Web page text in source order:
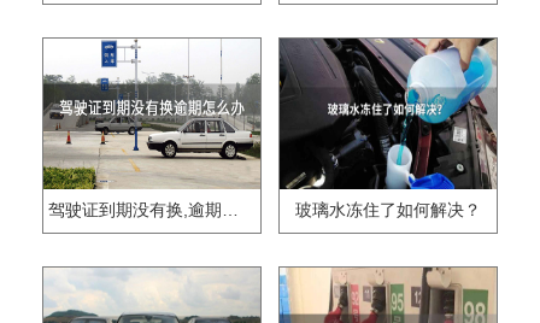
驾驶证到期没有换,逾期怎么办?? 玻璃水冻住了如何解决？